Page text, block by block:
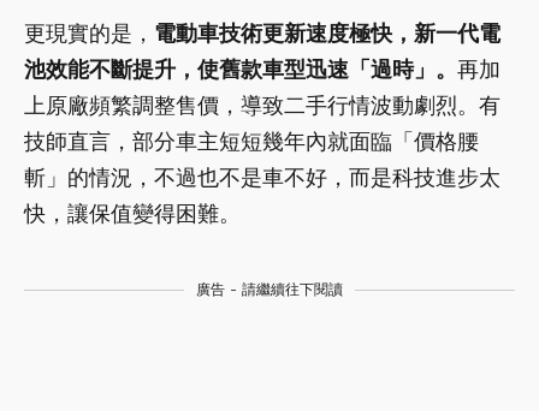
更現實的是， 電動車技術更新速度極快，新一代電
池效能不斷提升，使舊款車型迅速「過時」。 再加
上原廠頻繁調整售價，導致二手行情波動劇烈。有
技師直言，部分車主短短幾年內就面臨「價格腰
斬」的情況，不過也不是車不好，而是科技進步太
快，讓保值變得困難。
廣告 - 請繼續往下閱讀